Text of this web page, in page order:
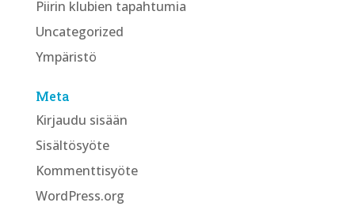
Piirin klubien tapahtumia
Uncategorized
Ympäristö
Meta
Kirjaudu sisään
Sisältösyöte
Kommenttisyöte
WordPress.org